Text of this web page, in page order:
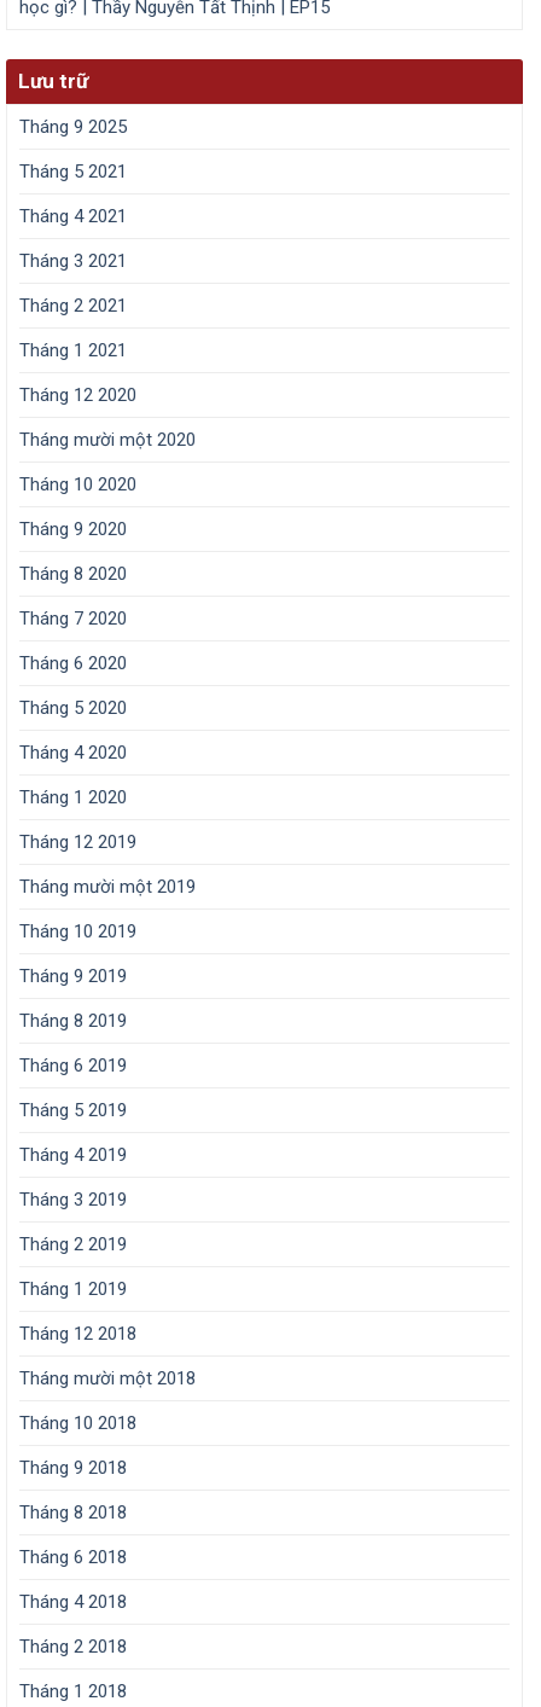
học gì? | Thầy Nguyễn Tất Thịnh | EP15
Lưu trữ
Tháng 9 2025
Tháng 5 2021
Tháng 4 2021
Tháng 3 2021
Tháng 2 2021
Tháng 1 2021
Tháng 12 2020
Tháng mười một 2020
Tháng 10 2020
Tháng 9 2020
Tháng 8 2020
Tháng 7 2020
Tháng 6 2020
Tháng 5 2020
Tháng 4 2020
Tháng 1 2020
Tháng 12 2019
Tháng mười một 2019
Tháng 10 2019
Tháng 9 2019
Tháng 8 2019
Tháng 6 2019
Tháng 5 2019
Tháng 4 2019
Tháng 3 2019
Tháng 2 2019
Tháng 1 2019
Tháng 12 2018
Tháng mười một 2018
Tháng 10 2018
Tháng 9 2018
Tháng 8 2018
Tháng 6 2018
Tháng 4 2018
Tháng 2 2018
Tháng 1 2018